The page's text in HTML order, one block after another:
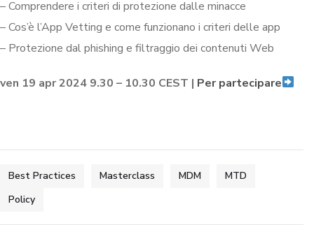
– Comprendere i criteri di protezione dalle minacce
– Cos’è l’App Vetting e come funzionano i criteri delle app
– Protezione dal phishing e filtraggio dei contenuti Web
ven 19 apr 2024 9.30 – 10.30 CEST | Per partecipare
Best Practices Masterclass MDM
MTD
Policy